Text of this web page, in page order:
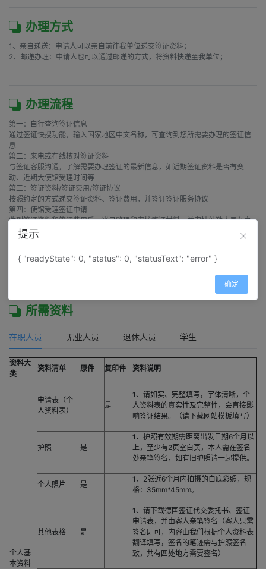
办理方式
1、亲自递送：申请人可以亲自前往我单位递交签证资料；
2、邮递办理：申请人也可以通过邮递的方式，将资料快递至我单位；
办理流程
第一：自行查询签证信息
通过签证快搜功能，输入国家地区中文名称，可查询到您所需要办理的签证信
息
第二：来电或在线核对签证资料
与签证客服沟通，了解需要办理签证的最新信息，如近期签证资料是否有变
动、近期大使馆受理时间等
第三：签证资料/签证费用/签证协议
按照约定的方式递交签证资料、签证费用，并签订签证服务协议
第四：使馆受理签证申请
收到签证资料和签证费用后，当日整理和审核签证材料，并安排外勤人员在之
后第一个使馆工作日前往大使馆递送签证申请
第五：通知签证结果，返还护照
定的方式将护照和发票返还给申请人
所需资料
在职人员 无业人员 退休人员 学生
资料大
类
资料清单 原件 复印件 资料说明
个人基
本资料
申请表（个
人资料表）
是
1、请如实、完整填写，字体清晰，个
人资料表的真实性及完整性，会直接影
响签证结果。（请下载网站模板填写）
护照 是
1、 护照有效期需距离出发日期6个月以
上，至少有2页空白页，本人需在签名
处亲笔签名，如有旧护照请一起提供。
个人照片 是
1、2张近6个月内拍摄的白底彩照，规
格：35mm*45mm。
其他表格 是
1、请下载德国签证代交委托书、签证
申请表，并由客人亲笔签名（客人只需
签名即可，内容由我们根据个人资料表
翻译填写，签名的笔迹需与护照签名一
致，共有四处地方需要签名）
提示
{ "readyState": 0, "status": 0, "statusText": "error" }
确定